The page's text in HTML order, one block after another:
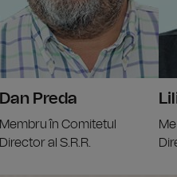
Dan Preda
Membru în Comitetul
Director al S.R.R.